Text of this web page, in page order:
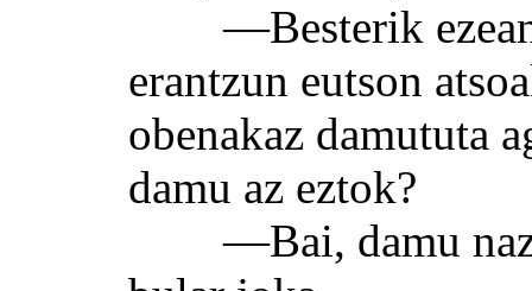
—Besterik
erantzun eutson
obenakaz damututa
damu az eztok?
—Bai, damu naz